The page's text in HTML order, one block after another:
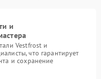
и
Vestfrost и
что гарантирует
и сохранение